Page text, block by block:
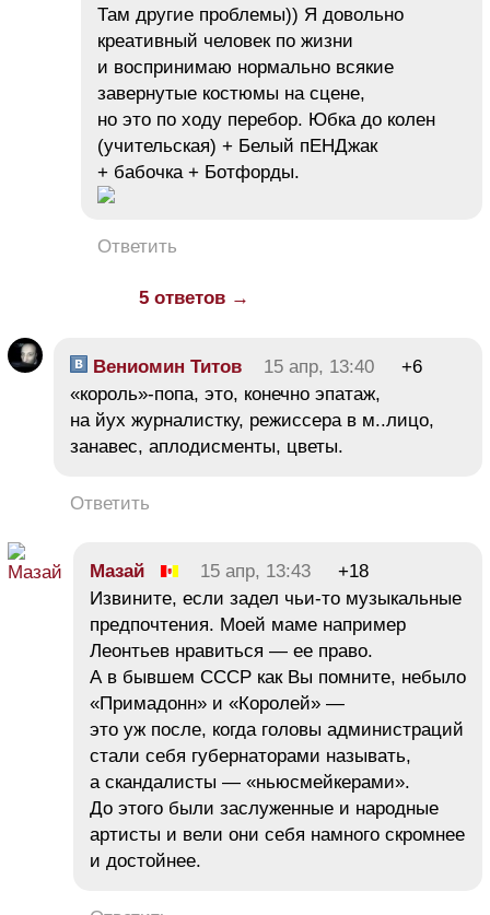
Там другие проблемы)) Я довольно
креативный человек по жизни
и воспринимаю нормально всякие
завернутые костюмы на сцене,
но это по ходу перебор. Юбка до колен
(учительская) + Белый пЕНДжак
+ бабочка + Ботфорды.
Ответить
5 ответов →
Вениомин Титов 15 апр, 13:40
+6
«король»-попа, это, конечно эпатаж,
на йух журналистку, режиссера в м..лицо,
занавес, аплодисменты, цветы.
Ответить
Мазай 15 апр, 13:43
+18
Извините, если задел чьи-то музыкальные
предпочтения. Моей маме например
Леонтьев нравиться — ее право.
А в бывшем СССР как Вы помните, небыло
«Примадонн» и «Королей» —
это уж после, когда головы администраций
стали себя губернаторами называть,
а скандалисты — «ньюсмейкерами».
До этого были заслуженные и народные
артисты и вели они себя намного скромнее
и достойнее.